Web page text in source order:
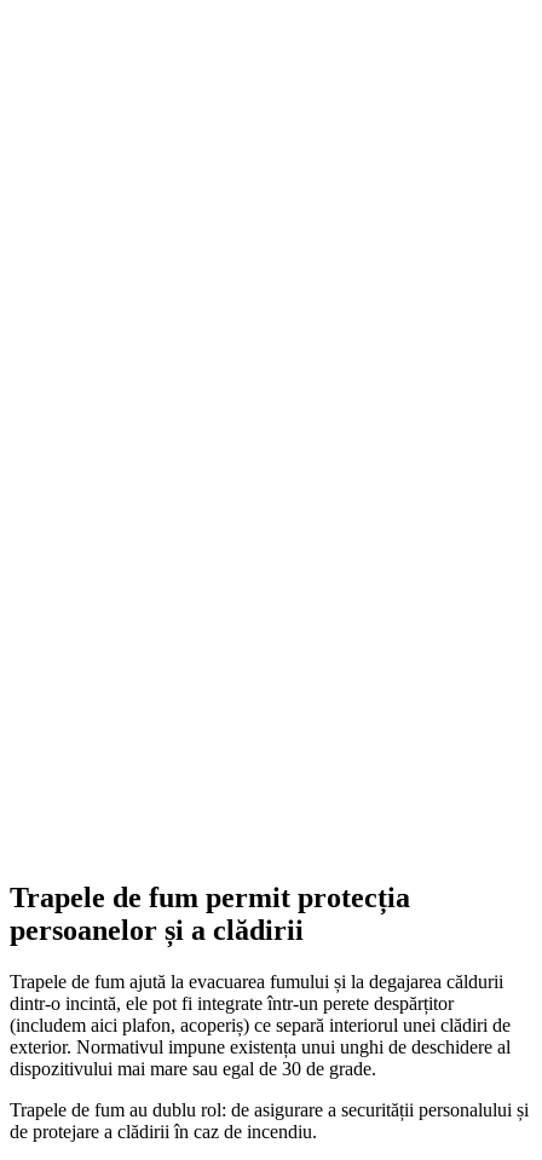
Trapele de fum permit protecția
persoanelor și a clădirii
Trapele de fum ajută la evacuarea fumului și la degajarea căldurii
dintr-o incintă, ele pot fi integrate într-un perete despărțitor
(includem aici plafon, acoperiș) ce separă interiorul unei clădiri de
exterior. Normativul impune existența unui unghi de deschidere al
dispozitivului mai mare sau egal de 30 de grade.
Trapele de fum au dublu rol: de asigurare a securității personalului și
de protejare a clădirii în caz de incendiu.